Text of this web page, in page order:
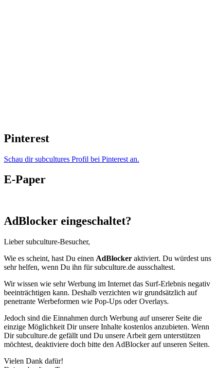
Pinterest
Schau dir subcultures Profil bei Pinterest an.
E-Paper
AdBlocker eingeschaltet?
Lieber subculture-Besucher,
Wie es scheint, hast Du einen AdBlocker aktiviert. Du würdest uns
sehr helfen, wenn Du ihn für subculture.de ausschaltest.
Wir wissen wie sehr Werbung im Internet das Surf-Erlebnis negativ
beeinträchtigen kann. Deshalb verzichten wir grundsätzlich auf
penetrante Werbeformen wie Pop-Ups oder Overlays.
Jedoch sind die Einnahmen durch Werbung auf unserer Seite die
einzige Möglichkeit Dir unsere Inhalte kostenlos anzubieten. Wenn
Dir subculture.de gefällt und Du unsere Arbeit gern unterstützen
möchtest, deaktiviere doch bitte den AdBlocker auf unseren Seiten.
Vielen Dank dafür!